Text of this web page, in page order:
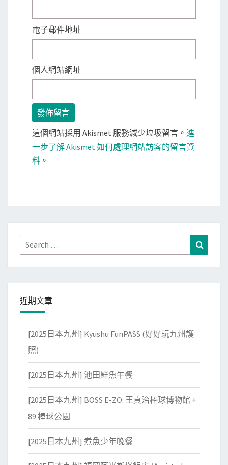
電子郵件地址
個人網站網址
這個網站採用 Akismet 服務減少垃圾留言。 進
一步了解 Akismet 如何處理網站訪客的留言資
料 。
Search
for:
近期文章
[2025日本九州] Kyushu FunPASS (好好玩九州護
照)
[2025日本九州] 池田鮮魚午餐
[2025日本九州] BOSS E-ZO: 王貞治棒球博物館 +
89 棒球公園
[2025日本九州] 煮魚少年晚餐